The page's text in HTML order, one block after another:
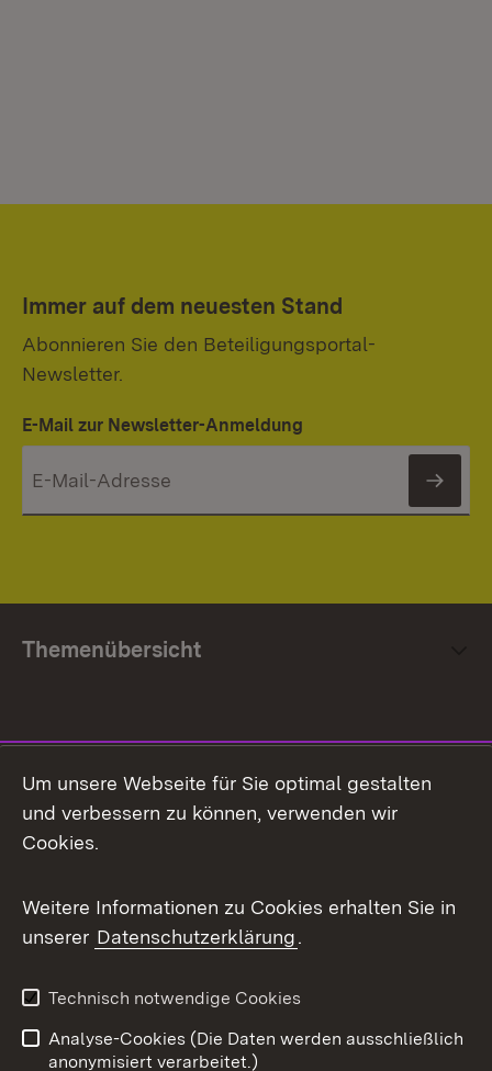
Immer auf dem neuesten Stand
Abonnieren Sie den Beteiligungsportal-
Newsletter.
E-Mail zur Newsletter-Anmeldung
Themenübersicht
Facebook
X / Twitter
Youtube
Impressum
Kontakt
Um unsere Webseite für Sie optimal gestalten
und verbessern zu können, verwenden wir
Cookies.
Weitere Informationen zu Cookies erhalten Sie in
unserer Datenschutzerklärung.
Technisch notwendige Cookies
Analyse-Cookies (Die Daten werden ausschließlich
anonymisiert verarbeitet.)